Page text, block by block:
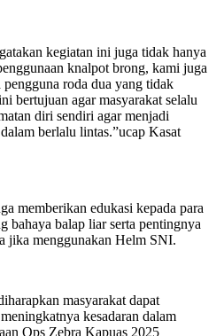
kegiatan ini juga tidak hanya
knalpot brong, kami juga
roda dua yang tidak
bertujuan agar masyarakat selalu
diri sendiri agar menjadi
berlalu lintas.”ucap Kasat
memberikan edukasi kepada para
bahaya balap liar serta pentingnya
jika menggunakan Helm SNI.
masyarakat dapat
kesadaran dalam
Ops Zebra Kapuas 2025